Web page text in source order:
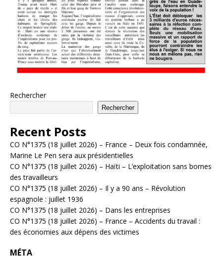
Rechercher
Rechercher
Recent Posts
CO N°1375 (18 juillet 2026) – France – Deux fois condamnée,
Marine Le Pen sera aux présidentielles
CO N°1375 (18 juillet 2026) – Haïti – L’exploitation sans bornes
des travailleurs
CO N°1375 (18 juillet 2026) – Il y a 90 ans – Révolution
espagnole : juillet 1936
CO N°1375 (18 juillet 2026) – Dans les entreprises
CO N°1375 (18 juillet 2026) – France – Accidents du travail :
des économies aux dépens des victimes
MÉTA